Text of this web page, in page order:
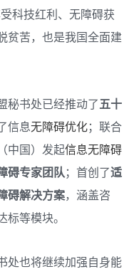
科技红利、无障碍获
贫苦，也是我国全面建
秘书处已经推动了五十
信息无障碍优化；联合
中国）发起信息无障碍
碍专家团队；首创了适
碍解决方案，涵盖咨
等模块。
处也将继续加强自身能